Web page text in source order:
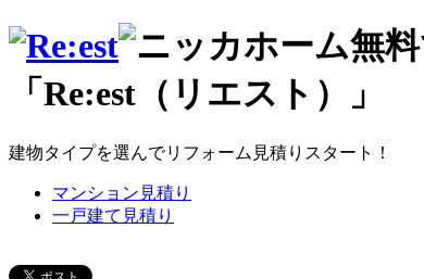
無
「Re:est（リエスト）」
建物タイプを選んでリフォーム見積りスタート！
マンション見積り
一戸建て見積り